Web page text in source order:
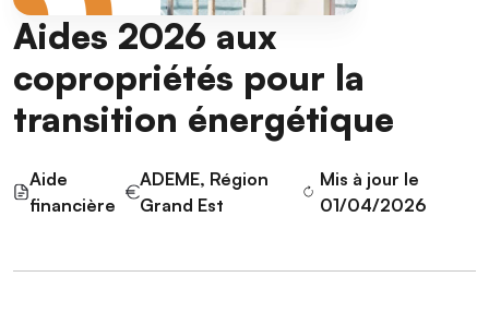
Aides 2026 aux
copropriétés pour la
transition énergétique
Aide
financière
ADEME, Région
Grand Est
Mis à jour le
01/04/2026